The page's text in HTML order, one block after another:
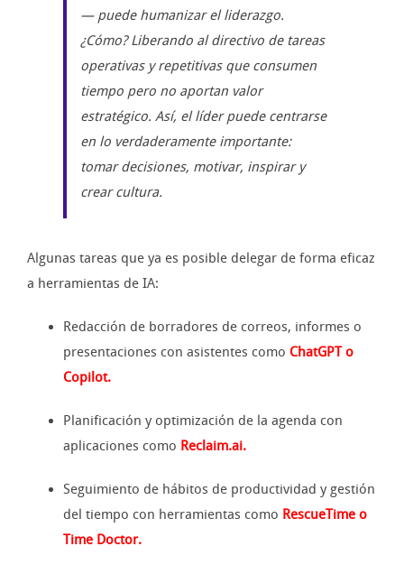
— puede humanizar el liderazgo.
¿Cómo? Liberando al directivo de tareas
operativas y repetitivas que consumen
tiempo pero no aportan valor
estratégico. Así, el líder puede centrarse
en lo verdaderamente importante:
tomar decisiones, motivar, inspirar y
crear cultura.
Algunas tareas que ya es posible delegar de forma eficaz
a herramientas de IA:
Redacción de borradores de correos, informes o
presentaciones con asistentes como ChatGPT o
Copilot.
Planificación y optimización de la agenda con
aplicaciones como Reclaim.ai.
Seguimiento de hábitos de productividad y gestión
del tiempo con herramientas como RescueTime o
Time Doctor.